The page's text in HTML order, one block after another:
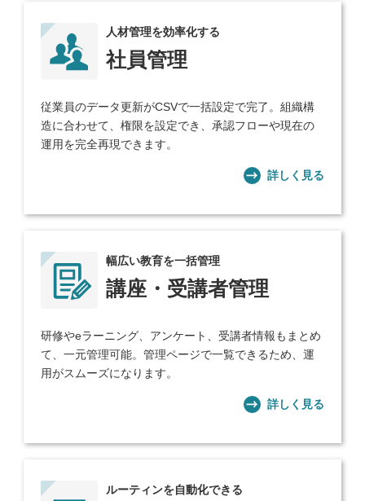
人材管理を効率化する
社員管理
従業員のデータ更新がCSVで一括設定で完了。組織構
造に合わせて、権限を設定でき、承認フローや現在の
運用を完全再現できます。
詳しく見る
幅広い教育を一括管理
講座・受講者管理
研修やeラーニング、アンケート、受講者情報もまとめ
て、一元管理可能。管理ページで一覧できるため、運
用がスムーズになります。
詳しく見る
ルーティンを自動化できる